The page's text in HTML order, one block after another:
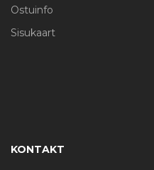
Ostuinfo
Sisukaart
KONTAKT